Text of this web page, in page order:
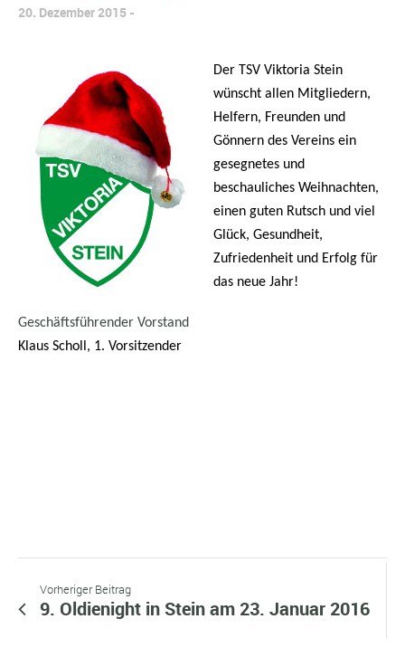
20. Dezember 2015
Der TSV Viktoria Stein
wünscht allen Mitgliedern,
Helfern, Freunden und
Gönnern des Vereins ein
gesegnetes und
beschauliches Weihnachten,
einen guten Rutsch und viel
Glück, Gesundheit,
Zufriedenheit und Erfolg für
das neue Jahr!
Geschäftsführender Vorstand
Klaus Scholl, 1. Vorsitzender
Vorheriger Beitrag
9. Oldienight in Stein am 23. Januar 2016